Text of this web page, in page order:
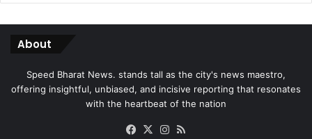
About
Speed Bharat News. stands tall as the city's news maestro,
offering insightful, unbiased, and incisive reporting that resonates
with the heartbeat of the nation
Facebook
X Instagram